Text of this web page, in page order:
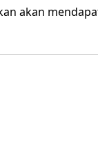
akan